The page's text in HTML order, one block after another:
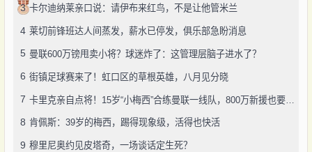
3 卡尔迪纳莱亲口说：请伊布来红鸟，不是让他管米兰
4 莱切前锋班达人间蒸发，薪水已停发，俱乐部急盼消息
5 曼联600万镑甩卖小将？球迷炸了：这管理层脑子进水了？
6 街镇足球赛来了！虹口区的草根英雄，八月见分晓
7 卡里克亲自点将！15岁“小梅西”合练曼联一线队，800万新援也要露脸
8 肯佩斯：39岁的梅西，踢得现象级，活得也快活
9 穆里尼奥约见皮塔奇，一场谈话定生死？